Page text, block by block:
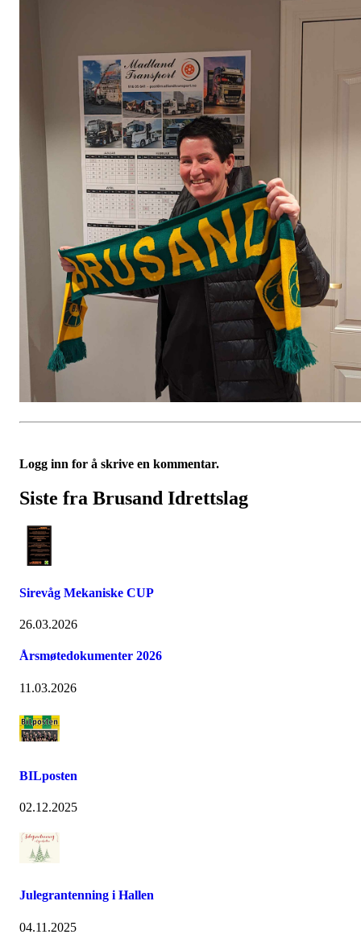
Logg inn for å skrive en kommentar.
Siste fra Brusand Idrettslag
Sirevåg Mekaniske CUP
26.03.2026
Årsmøtedokumenter 2026
11.03.2026
BILposten
02.12.2025
Julegrantenning i Hallen
04.11.2025